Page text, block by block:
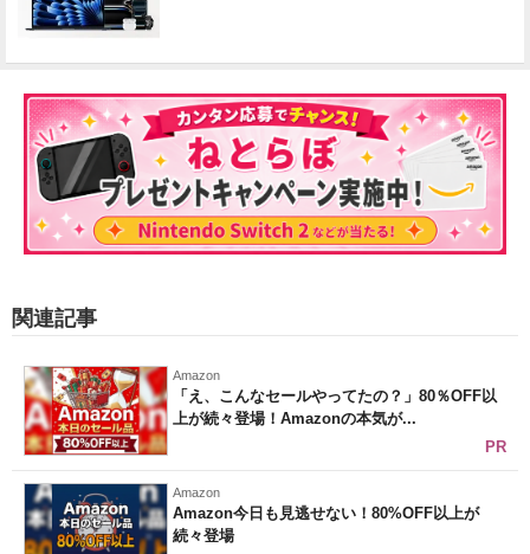
関連記事
Amazon
「え、こんなセールやってたの？」80％OFF以
上が続々登場！Amazonの本気が...
PR
Amazon
Amazon今日も見逃せない！80%OFF以上が
続々登場